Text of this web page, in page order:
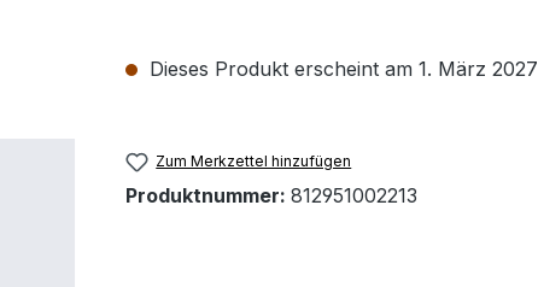
Dieses Produkt erscheint am 1. März 2027
Zum Merkzettel hinzufügen
Produktnummer: 812951002213